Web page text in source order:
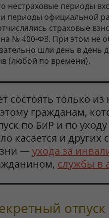
нестраховые периоды
периоды официальной
страховые
№ 400-ФЗ. При этом не
шли день в день
(любой по времени).
состоять только из
гражданам,
по БиР и по
касается и
— ухода за
службы в